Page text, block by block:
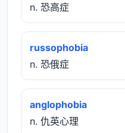
n. 恐高症
russophobia
n. 恐俄症
anglophobia
n. 仇英心理